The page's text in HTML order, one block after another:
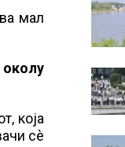
мал
која
сè